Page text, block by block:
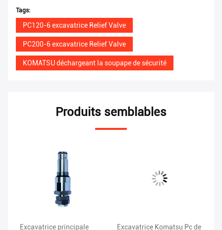
Tags:
PC120-6 excavatrice Relief Valve
PC200-6 excavatrice Relief Valve
KOMATSU déchargeant la soupape de sécurité
Produits semblables
Excavatrice principale
Excavatrice Komatsu Pc de